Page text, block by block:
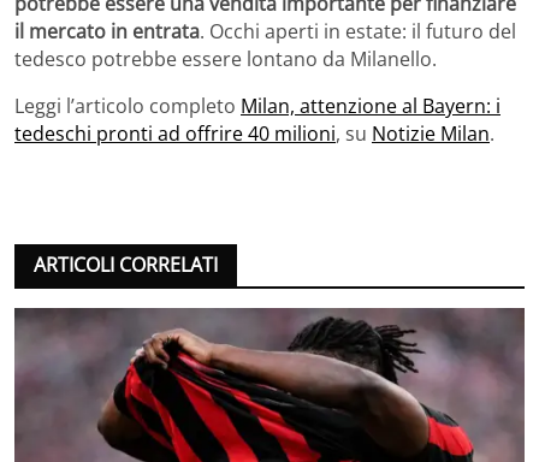
il mercato in entrata. Occhi aperti in estate: il futuro del
tedesco potrebbe essere lontano da Milanello.
Leggi l’articolo completo Milan, attenzione al Bayern: i
tedeschi pronti ad offrire 40 milioni, su Notizie Milan.
ARTICOLI CORRELATI